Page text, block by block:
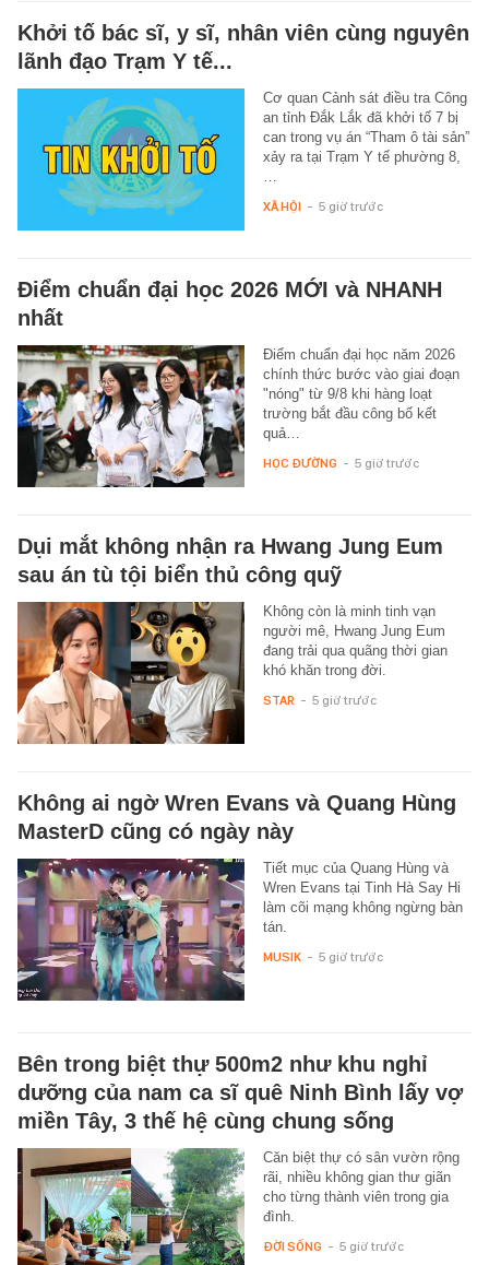
Khởi tố bác sĩ, y sĩ, nhân viên cùng nguyên
lãnh đạo Trạm Y tế...
Cơ quan Cảnh sát điều tra Công
an tỉnh Đắk Lắk đã khởi tố 7 bị
can trong vụ án “Tham ô tài sản”
xảy ra tại Trạm Y tế phường 8,
XÃ HỘI - 5 giờ trước
Điểm chuẩn đại học 2026 MỚI và NHANH
nhất
Điểm chuẩn đại học năm 2026
chính thức bước vào giai đoạn
"nóng" từ 9/8 khi hàng loạt
trường bắt đầu công bố kết
quả…
HỌC ĐƯỜNG - 5 giờ trước
Dụi mắt không nhận ra Hwang Jung Eum
sau án tù tội biển thủ công quỹ
Không còn là minh tinh vạn
người mê, Hwang Jung Eum
đang trải qua quãng thời gian
khó khăn trong đời.
STAR - 5 giờ trước
Không ai ngờ Wren Evans và Quang Hùng
MasterD cũng có ngày này
Tiết mục của Quang Hùng và
Wren Evans tại Tinh Hà Say Hi
làm cõi mạng không ngừng bàn
tán.
MUSIK - 5 giờ trước
Bên trong biệt thự 500m2 như khu nghỉ
dưỡng của nam ca sĩ quê Ninh Bình lấy vợ
miền Tây, 3 thế hệ cùng chung sống
Căn biệt thự có sân vườn rộng
rãi, nhiều không gian thư giãn
cho từng thành viên trong gia
đình.
ĐỜI SỐNG - 5 giờ trước